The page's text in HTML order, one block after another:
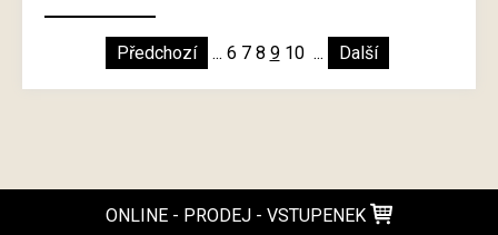
Předchozí ... 6 7 8 9 10 ... Další
ONLINE - PRODEJ - VSTUPENEK